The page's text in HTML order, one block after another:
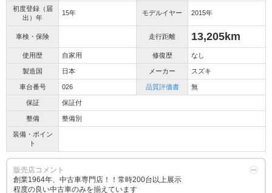
初度登録（届
出）年
15年 モデルイヤー 2015年
車検・保険 走行距離 13,205km
使用歴 自家用 修復歴 なし
製造国 日本 メーカー スズキ
車台番号 026 品質評価書 無
保証 保証付
整備 整備別
装備・ポイン
ト
販売店コメント
創業1964年、中古車専門店！！常時200台以上展示
程度の良い中古車のみを揃えています